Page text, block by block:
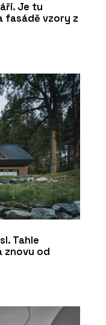
Je tu
fasádě vzory z
Tahle
znovu od